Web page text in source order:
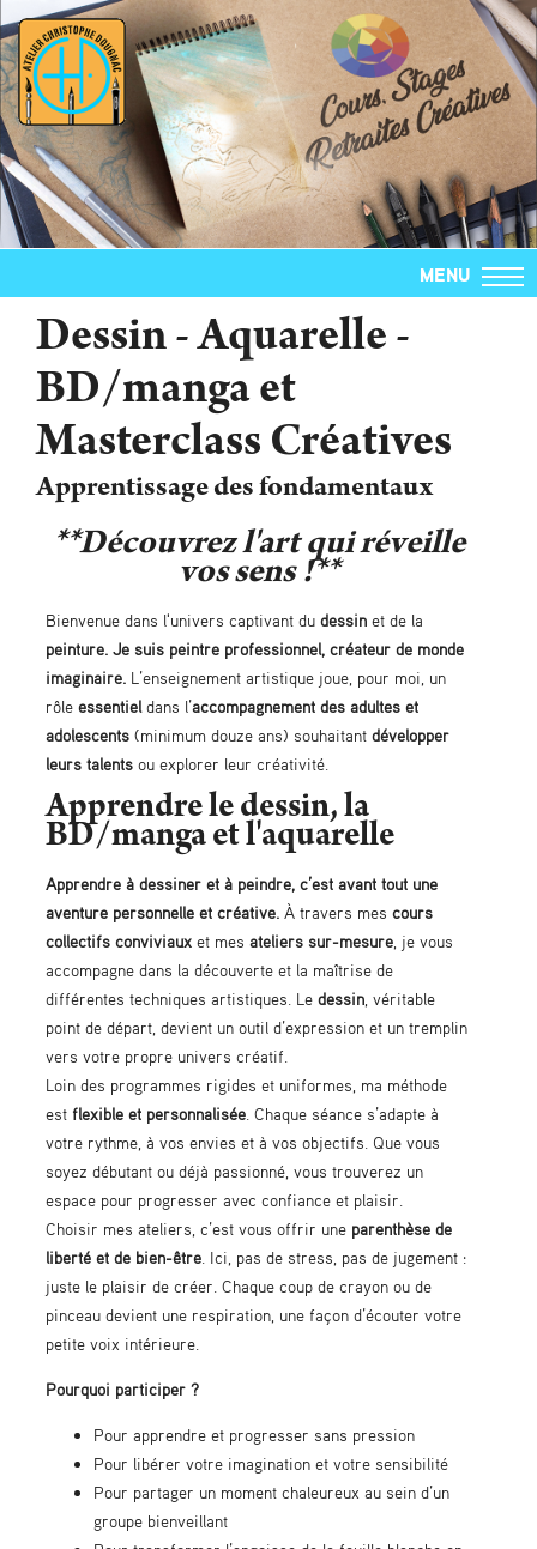
MENU
Dessin - Aquarelle -
BD/manga et
Masterclass Créatives
Apprentissage des fondamentaux
**Découvrez l'art qui réveille
vos sens !**
Bienvenue dans l'univers captivant du dessin et de la
peinture. Je suis peintre professionnel, créateur de monde
imaginaire. L’enseignement artistique joue, pour moi, un
rôle essentieldans l’accompagnement des adultes et
adolescents (minimum douze ans) souhaitant développer
leurs talents ou explorer leur créativité.
Apprendre le dessin, la
BD/manga et l'aquarelle
Apprendre à dessiner et à peindre, c’est avant tout une
aventure personnelle et créative. À travers mes cours
collectifs conviviaux et mes ateliers sur-mesure , je vous
accompagne dans la découverte et la maîtrise de
différentes techniques artistiques. Le dessin , véritable
point de départ, devient un outil d’expression et un tremplin
vers votre propre univers créatif.
Loin des programmes rigides et uniformes, ma méthode
est flexible et personnalisée . Chaque séance s’adapte à
votre rythme, à vos envies et à vos objectifs. Que vous
soyez débutant ou déjà passionné, vous trouverez un
espace pour progresser avec confiance et plaisir.
Choisir mes ateliers, c’est vous offrir une parenthèse de
liberté et de bien-être . Ici, pas de stress, pas de jugement :
juste le plaisir de créer. Chaque coup de crayon ou de
pinceau devient une respiration, une façon d’écouter votre
petite voix intérieure.
Pourquoi participer ?
Pour apprendre et progresser sans pression
Pour libérer votre imagination et votre sensibilité
Pour partager un moment chaleureux au sein d’un
groupe bienveillant